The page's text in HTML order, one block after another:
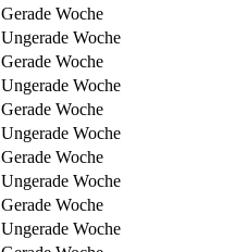
Gerade Woche
Ungerade Woche
Gerade Woche
Ungerade Woche
Gerade Woche
Ungerade Woche
Gerade Woche
Ungerade Woche
Gerade Woche
Ungerade Woche